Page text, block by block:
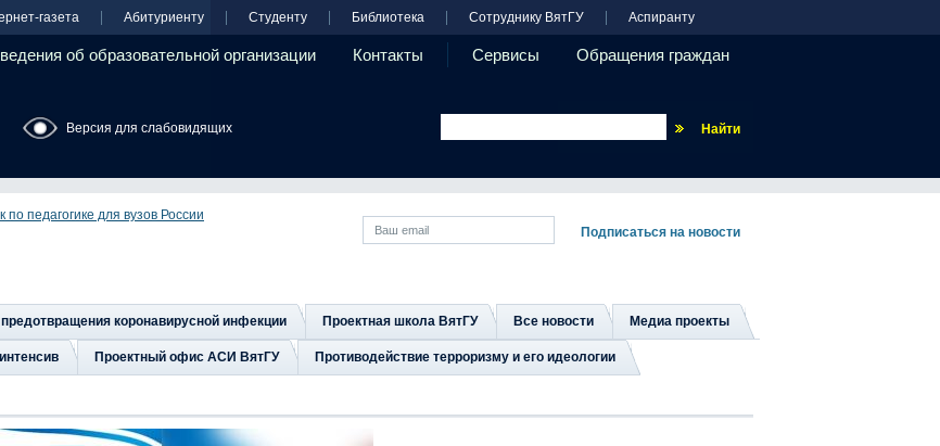
газета Абитуриенту Студенту Библиотека Сотруднику ВятГУ Аспиранту
об образовательной организации Контакты Сервисы Обращения граждан
Версия для слабовидящих
по педагогике для вузов России
коронавирусной инфекции Проектная школа ВятГУ Все новости Медиа проекты
Проектный офис АСИ ВятГУ Противодействие терроризму и его идеологии